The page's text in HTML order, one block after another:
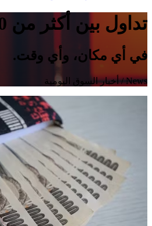
تداول بين أكثر من 1500 ورقة مالية.
في أي مكان، وأي وقت.
News/ أخبار السوق اليومية